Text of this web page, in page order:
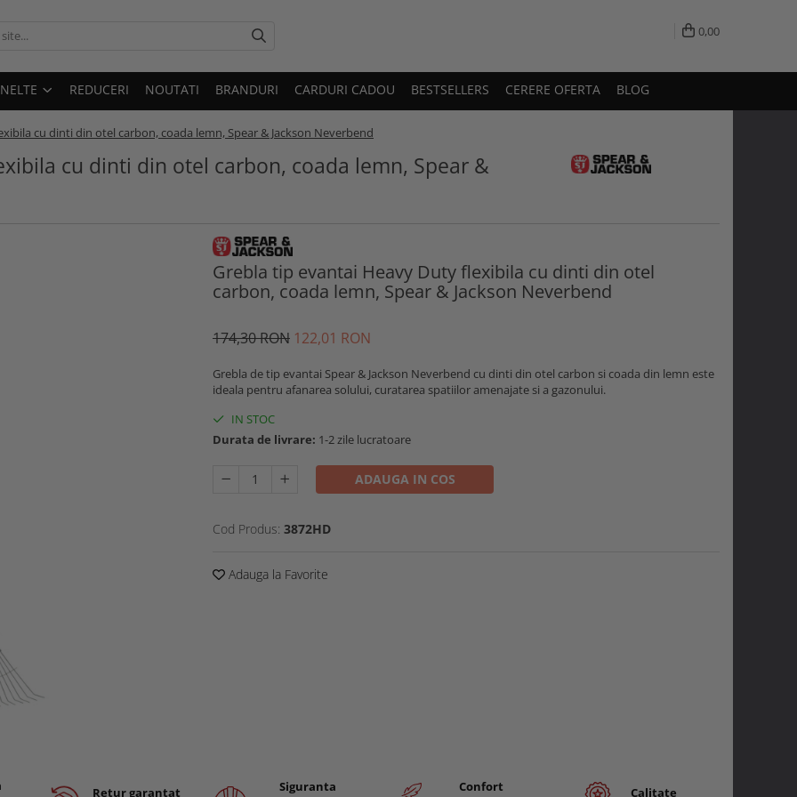
0,00
REDUCERI NOUTATI BRANDURI CARDURI CADOU BESTSELLERS CERERE OFERTA BLOG
cu dinti din otel carbon, coada lemn, Spear & Jackson Neverbend
cu dinti din otel carbon, coada lemn, Spear &
Grebla tip evantai Heavy Duty flexibila cu dinti din otel
carbon, coada lemn, Spear & Jackson Neverbend
174,30RON 122,01 RON
Grebla de tip evantai Spear & Jackson Neverbend cu dinti din otel carbon si coada din lemn este
ideala pentru afanarea solului, curatarea spatiilor amenajate si a gazonului.
IN STOC
Durata de livrare: 1-2 zile lucratoare
ADAUGA IN COS
Cod Produs: 3872HD
Adauga la Favorite
Retur garantat Siguranta Confort Calitate